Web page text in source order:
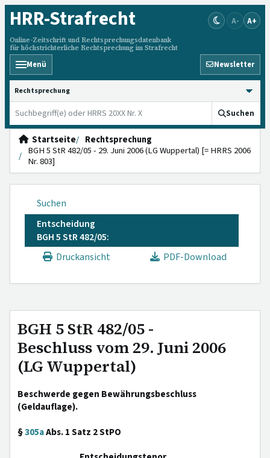
HRR-Strafrecht
Online-Zeitschrift und Rechtsprechungsdatenbank
für höchstrichterliche Rechtsprechung im Strafrecht
A- A+
Menü Newsletter
HRRS durchsuchen
Suchen
Startseite
Rechtsprechung
BGH 5 StR 482/05 - 29. Juni 2006 (LG Wuppertal) [= HRRS 2006
Nr. 803]
Suchen
Entscheidung
BGH 5 StR 482/05:
Druckansicht
PDF-Download
BGH 5 StR 482/05 -
Beschluss vom 29. Juni 2006
(LG Wuppertal)
Beschwerde gegen Bewährungsbeschluss
(Geldauflage).
§305aAbs. 1 Satz 2 StPO